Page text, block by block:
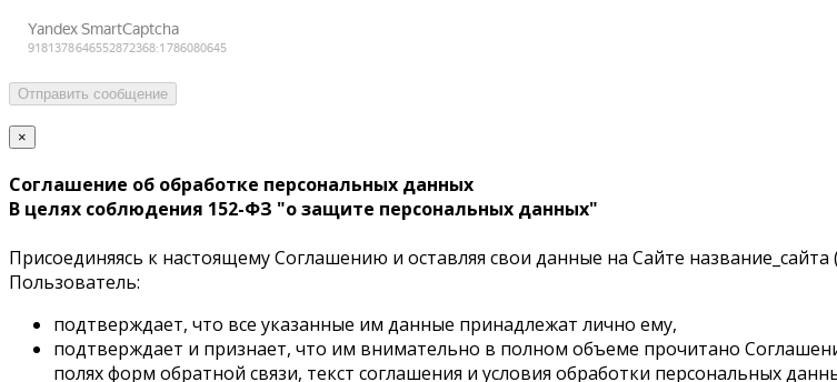
Отправить сообщение
×
Соглашение об обработке персональных данных
В целях соблюдения 152-ФЗ "о защите персональных данных"
Присоединяясь к настоящему Соглашению и оставляя свои данные на Сайте
Пользователь:
подтверждает, что все указанные им данные принадлежат лично ему,
подтверждает и признает, что им внимательно в полном объеме прочитано
полях форм обратной связи, текст соглашения и условия обработки персональных